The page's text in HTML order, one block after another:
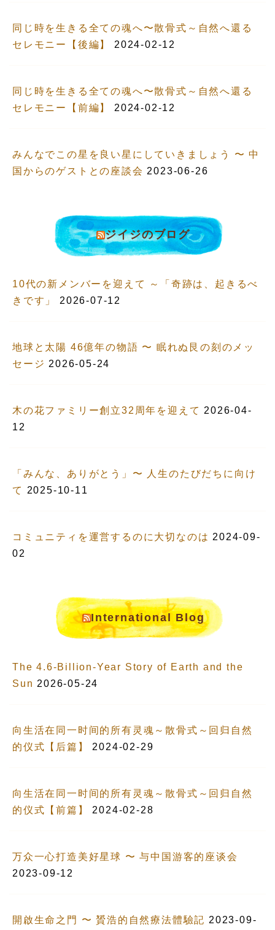
同じ時を生きる全ての魂へ〜散骨式～自然へ還る
セレモニー【後編】
2024-02-12
同じ時を生きる全ての魂へ〜散骨式～自然へ還る
セレモニー【前編】
2024-02-12
みんなでこの星を良い星にしていきましょう 〜 中
国からのゲストとの座談会 2023-06-26
ジイジのブログ
10代の新メンバーを迎えて ～「奇跡は、起きるべ
きです」
2026-07-12
地球と太陽 46億年の物語 〜 眠れぬ艮の刻のメッ
セージ 2026-05-24
木の花ファミリー創立32周年を迎えて 2026-04-
12
「みんな、ありがとう」〜 人生のたびだちに向け
て
2025-10-11
コミュニティを運営するのに大切なのは 2024-09-
02
International Blog
The 4.6-Billion-Year Story of Earth and the
Sun 2026-05-24
向生活在同一时间的所有灵魂～散骨式～回归自然
的仪式【后篇】
2024-02-29
向生活在同一时间的所有灵魂～散骨式～回归自然
的仪式【前篇】
2024-02-28
万众一心打造美好星球 〜 与中国游客的座谈会
2023-09-12
開啟生命之門 〜 贇浩的自然療法體驗記 2023-09-